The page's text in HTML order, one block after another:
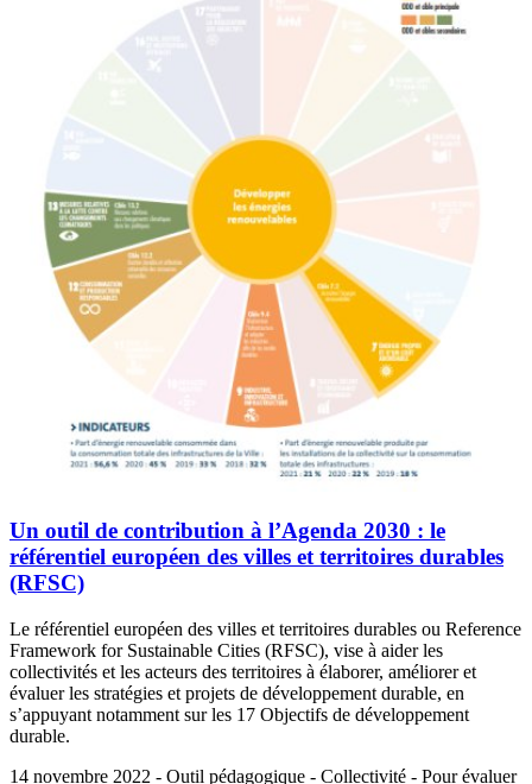
Un outil de contribution à l’Agenda 2030 : le
référentiel européen des villes et territoires durables
(RFSC)
Le référentiel européen des villes et territoires durables ou Reference
Framework for Sustainable Cities (RFSC), vise à aider les
collectivités et les acteurs des territoires à élaborer, améliorer et
évaluer les stratégies et projets de développement durable, en
s’appuyant notamment sur les 17 Objectifs de développement
durable.
14 novembre 2022 - Outil pédagogique - Collectivité - Pour évaluer